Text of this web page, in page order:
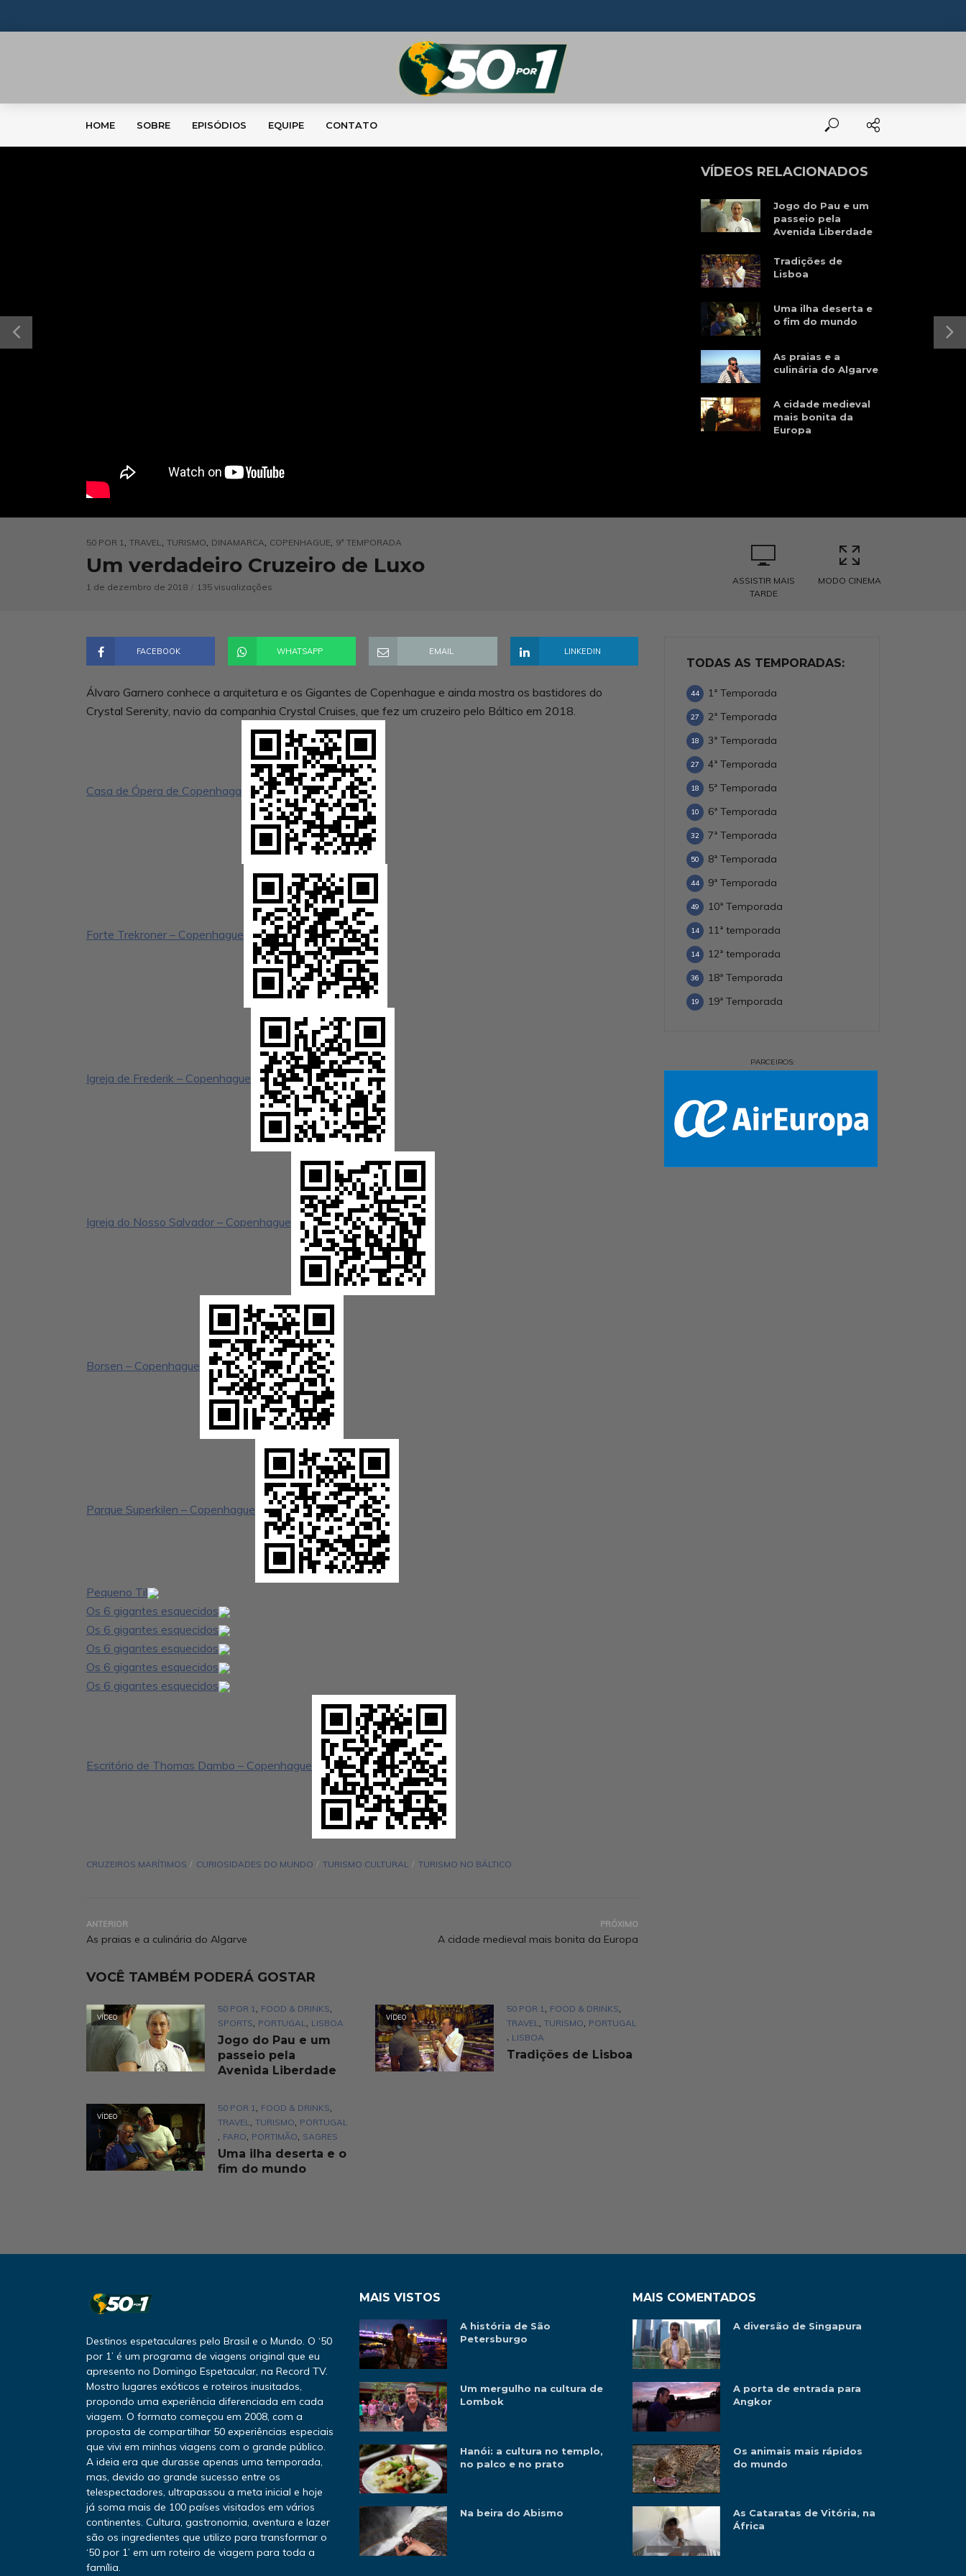
HOME SOBRE EPISÓDIOS EQUIPE CONTATO
VÍDEOS RELACIONADOS
Jogo do Pau e um
passeio pela
Avenida Liberdade
Tradições de
Lisboa
Uma ilha deserta e
o fim do mundo
As praias e a
culinária do Algarve
A cidade medieval
mais bonita da
Europa
50 POR 1, TRAVEL, TURISMO, DINAMARCA, COPENHAGUE, 9ª TEMPORADA
Um verdadeiro Cruzeiro de Luxo
1 de dezembro de 2018 135 visualizações
ASSISTIR MAIS
TARDE
MODO CINEMA
FACEBOOK WHATSAPP EMAIL LINKEDIN
Álvaro Garnero conhece a arquitetura e os Gigantes de Copenhague e ainda mostra os bastidores do
Crystal Serenity, navio da companhia Crystal Cruises, que fez um cruzeiro pelo Báltico em 2018.
Casa de Ópera de Copenhaga
Forte Trekroner – Copenhague
Igreja de Frederik – Copenhague
Igreja do Nosso Salvador – Copenhague
Borsen – Copenhague
Parque Superkilen – Copenhague
Pequeno Til
Os 6 gigantes esquecidos
Os 6 gigantes esquecidos
Os 6 gigantes esquecidos
Os 6 gigantes esquecidos
Os 6 gigantes esquecidos
Escritório de Thomas Dambo – Copenhague
CRUZEIROS MARÍTIMOS CURIOSIDADES DO MUNDO TURISMO CULTURAL TURISMO NO BÁLTICO
ANTERIOR
As praias e a culinária do Algarve
PRÓXIMO
A cidade medieval mais bonita da Europa
VOCÊ TAMBÉM PODERÁ GOSTAR
VÍDEO
50 POR 1 , FOOD & DRINKS,
SPORTS PORTUGAL LISBOA
Jogo do Pau e um
passeio pela
Avenida Liberdade
VÍDEO
50 POR 1 , FOOD & DRINKS,
TRAVEL TURISMO PORTUGAL
, LISBOA
Tradições de Lisboa
VÍDEO
50 POR 1 FOOD & DRINKS
TRAVEL TURISMO PORTUGAL
FARO PORTIMÃO SAGRES
Uma ilha deserta e o
fim do mundo
TODAS AS TEMPORADAS:
1ª Temporada
44
2ª Temporada
27
3ª Temporada
18
4ª Temporada
27
5ª Temporada
18
6ª Temporada
10
7ª Temporada
32
8ª Temporada
50
9ª Temporada
44
10ª Temporada
49
11ª temporada
14
12ª temporada
14
18ª Temporada
36
19ª Temporada
19
PARCEIROS:
Destinos espetaculares pelo Brasil e o Mundo. O ‘50
por 1’ é um programa de viagens original que eu
apresento no Domingo Espetacular, na Record TV.
Mostro lugares exóticos e roteiros inusitados,
propondo uma experiência diferenciada em cada
viagem. O formato começou em 2008, com a
proposta de compartilhar 50 experiências especiais
que vivi em minhas viagens com o grande público.
A ideia era que durasse apenas uma temporada,
mas, devido ao grande sucesso entre os
telespectadores, ultrapassou a meta inicial e hoje
já soma mais de 100 países visitados em vários
continentes. Cultura, gastronomia, aventura e lazer
são os ingredientes que utilizo para transformar o
‘50 por 1’ em um roteiro de viagem para toda a
família.
MAIS VISTOS
A história de São
Petersburgo
Um mergulho na cultura de
Lombok
Hanói: a cultura no templo,
no palco e no prato
Na beira do Abismo
MAIS COMENTADOS
A diversão de Singapura
A porta de entrada para
Angkor
Os animais mais rápidos
do mundo
As Cataratas de Vitória, na
África